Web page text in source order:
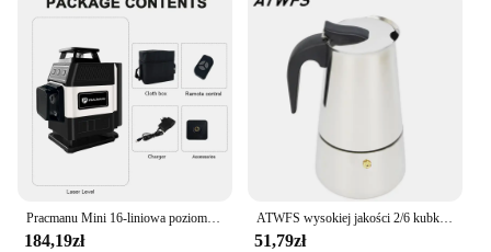
Pracmanu Mini 16-liniowa poziomica laserowa 4D Zielone linie Samopoziomująca pozioma i pionowa Potężna poziomica laserowa z zielonymi wiązkami
184,19zł
ATWFS wysokiej jakości 2/6 kubki ze stali nierdzewnej ekspres do kawy zestaw do mokki filiżanki do Espresso Latte Percolator do użytku na płycie kuchennej Espresso Pot
51,79zł